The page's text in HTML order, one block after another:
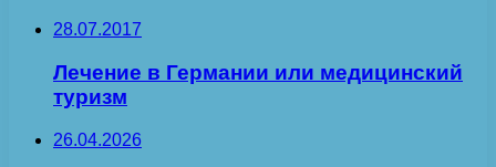
28.07.2017
Лечение в Германии или медицинский
туризм
26.04.2026